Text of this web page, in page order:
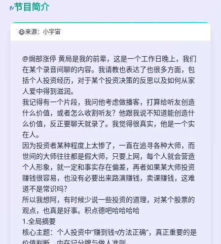
节目简介
来源：小宇宙
@焗部涨停 黄局是我的前辈，这是一个工作日晚上，我们
在某个录音间聊的内容。我请教也表达了也很多方面，包
括个人投资经历，对于某个投资决策的反思以及如何从家
人爱中得到滋润。
我记得有一个片段，我问他考虑做播客，打算给听友创造
什么价值，或者怎么收割听友？他跟我说不知道能创造什
么价值，反正要聊天就录了。我觉得很真实，他是一个实
在人。
因为投资者某种程度上太惨了，一直在追寻各种大师，而
世间的大师往往都是假大师，只要上网，每个人就会营造
个人形象，就一定和事实存在偏差，再者如果某大师投资
赚钱很容易，也没有必要出来路演赚钱，卖课赚钱，这难
道不是常识吗？
所以我想阿，有时候少说一些投资的道理，对某个股票的
观点，也真是好事。积点德吧哈哈哈哈
1.全局摘要
核心主题：个人投资中“赚到钱≠方法正确”，真正重要的是